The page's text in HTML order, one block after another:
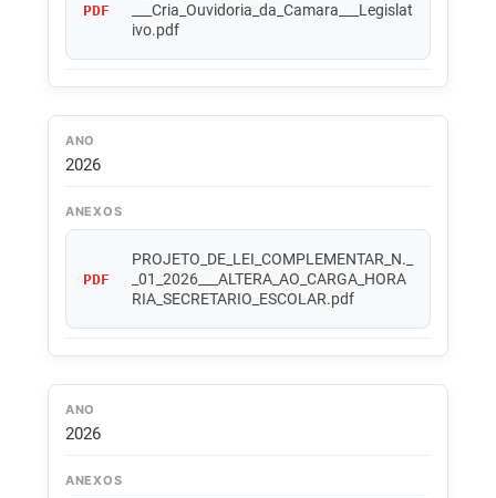
PDF
___Cria_Ouvidoria_da_Camara___Legislat
ivo.pdf
ANO
2026
ANEXOS
PDF
PROJETO_DE_LEI_COMPLEMENTAR_N._
_01_2026___ALTERA_AO_CARGA_HORA
RIA_SECRETARIO_ESCOLAR.pdf
ANO
2026
ANEXOS